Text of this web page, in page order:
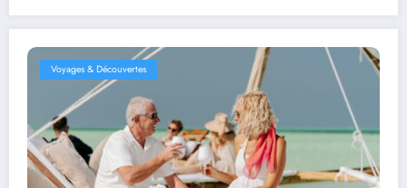
Voyages & Découvertes